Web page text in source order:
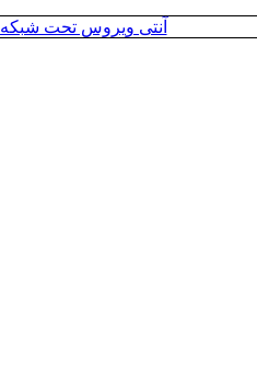
آنتی ویروس تحت شبکه